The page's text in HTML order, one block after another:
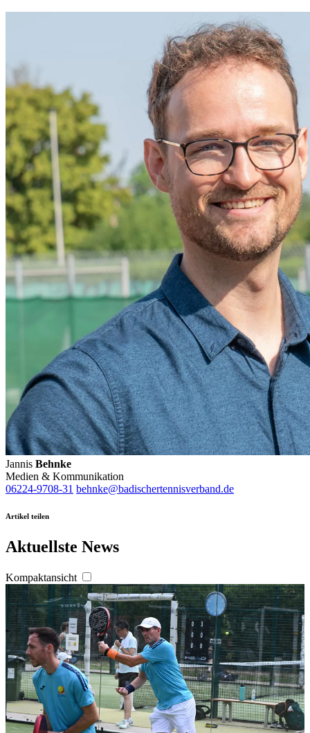
Jannis Behnke
Medien & Kommunikation
06224-9708-31 behnke@badischertennisverband.de
Artikel teilen
Aktuellste News
Kompaktansicht